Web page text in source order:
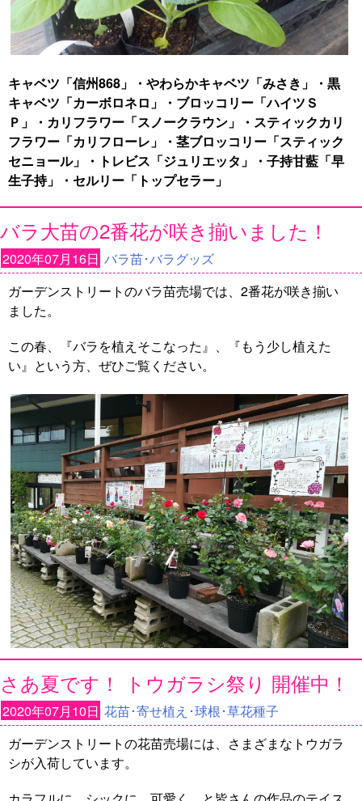
キャベツ「信州868」・やわらかキャベツ「みさき」・黒
キャベツ「カーボロネロ」・ブロッコリー「ハイツＳ
Ｐ」・カリフラワー「スノークラウン」・スティックカリ
フラワー「カリフローレ」・茎ブロッコリー「スティック
セニョール」・トレビス「ジュリエッタ」・子持甘藍「早
生子持」・セルリー「トップセラー」
バラ大苗の2番花が咲き揃いました！
2020年07月16日 バラ苗･バラグッズ
ガーデンストリートのバラ苗売場では、2番花が咲き揃い
ました。
この春、『バラを植えそこなった』、『もう少し植えた
い』という方、ぜひご覧ください。
さあ夏です！ トウガラシ祭り 開催中！
2020年07月10日 花苗･寄せ植え･球根･草花種子
ガーデンストリートの花苗売場には、さまざまなトウガラ
シが入荷しています。